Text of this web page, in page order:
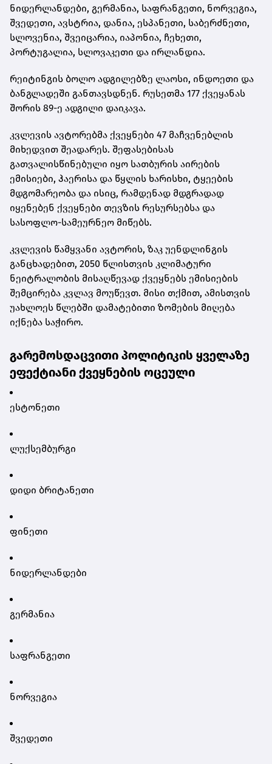
ნიდერლანდები, გერმანია, საფრანგეთი, ნორვეგია,
შვედეთი, ავსტრია, დანია, ესპანეთი, საბერძნეთი,
სლოვენია, შვეიცარია, იაპონია, ჩეხეთი,
პორტუგალია, სლოვაკეთი და ირლანდია.
რეიტინგის ბოლო ადგილებზე ლაოსი, ინდოეთი და
ბანგლადეში განთავსდნენ. რუსეთმა 177 ქვეყანას
შორის 89-ე ადგილი დაიკავა.
კვლევის ავტორებმა ქვეყნები 47 მაჩვენებლის
მიხედვით შეადარეს. შეფასებისას
გათვალისწინებული იყო სათბურის აირების
ემისიები, ჰაერისა და წყლის ხარისხი, ტყეების
მდგომარეობა და ისიც, რამდენად მდგრადად
იყენებენ ქვეყნები თევზის რესურსებსა და
სასოფლო-სამეურნეო მიწებს.
კვლევის წამყვანი ავტორის, ზაკ უენდლინგის
განცხადებით, 2050 წლისთვის კლიმატური
ნეიტრალობის მისაღწევად ქვეყნებს ემისიების
შემცირება კვლავ მოუწევთ. მისი თქმით, ამისთვის
უახლოეს წლებში დამატებითი ზომების მიღება
იქნება საჭირო.
გარემოსდაცვითი პოლიტიკის ყველაზე
ეფექტიანი ქვეყნების ოცეული
ესტონეთი
ლუქსემბურგი
დიდი ბრიტანეთი
ფინეთი
ნიდერლანდები
გერმანია
საფრანგეთი
ნორვეგია
შვედეთი